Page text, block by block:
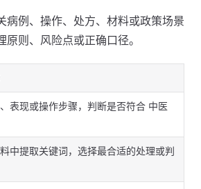
病例、操作、处方、材料或政策场景
则、风险点或正确口径。
表现或操作步骤，判断是否符合 中医
中提取关键词，选择最合适的处理或判